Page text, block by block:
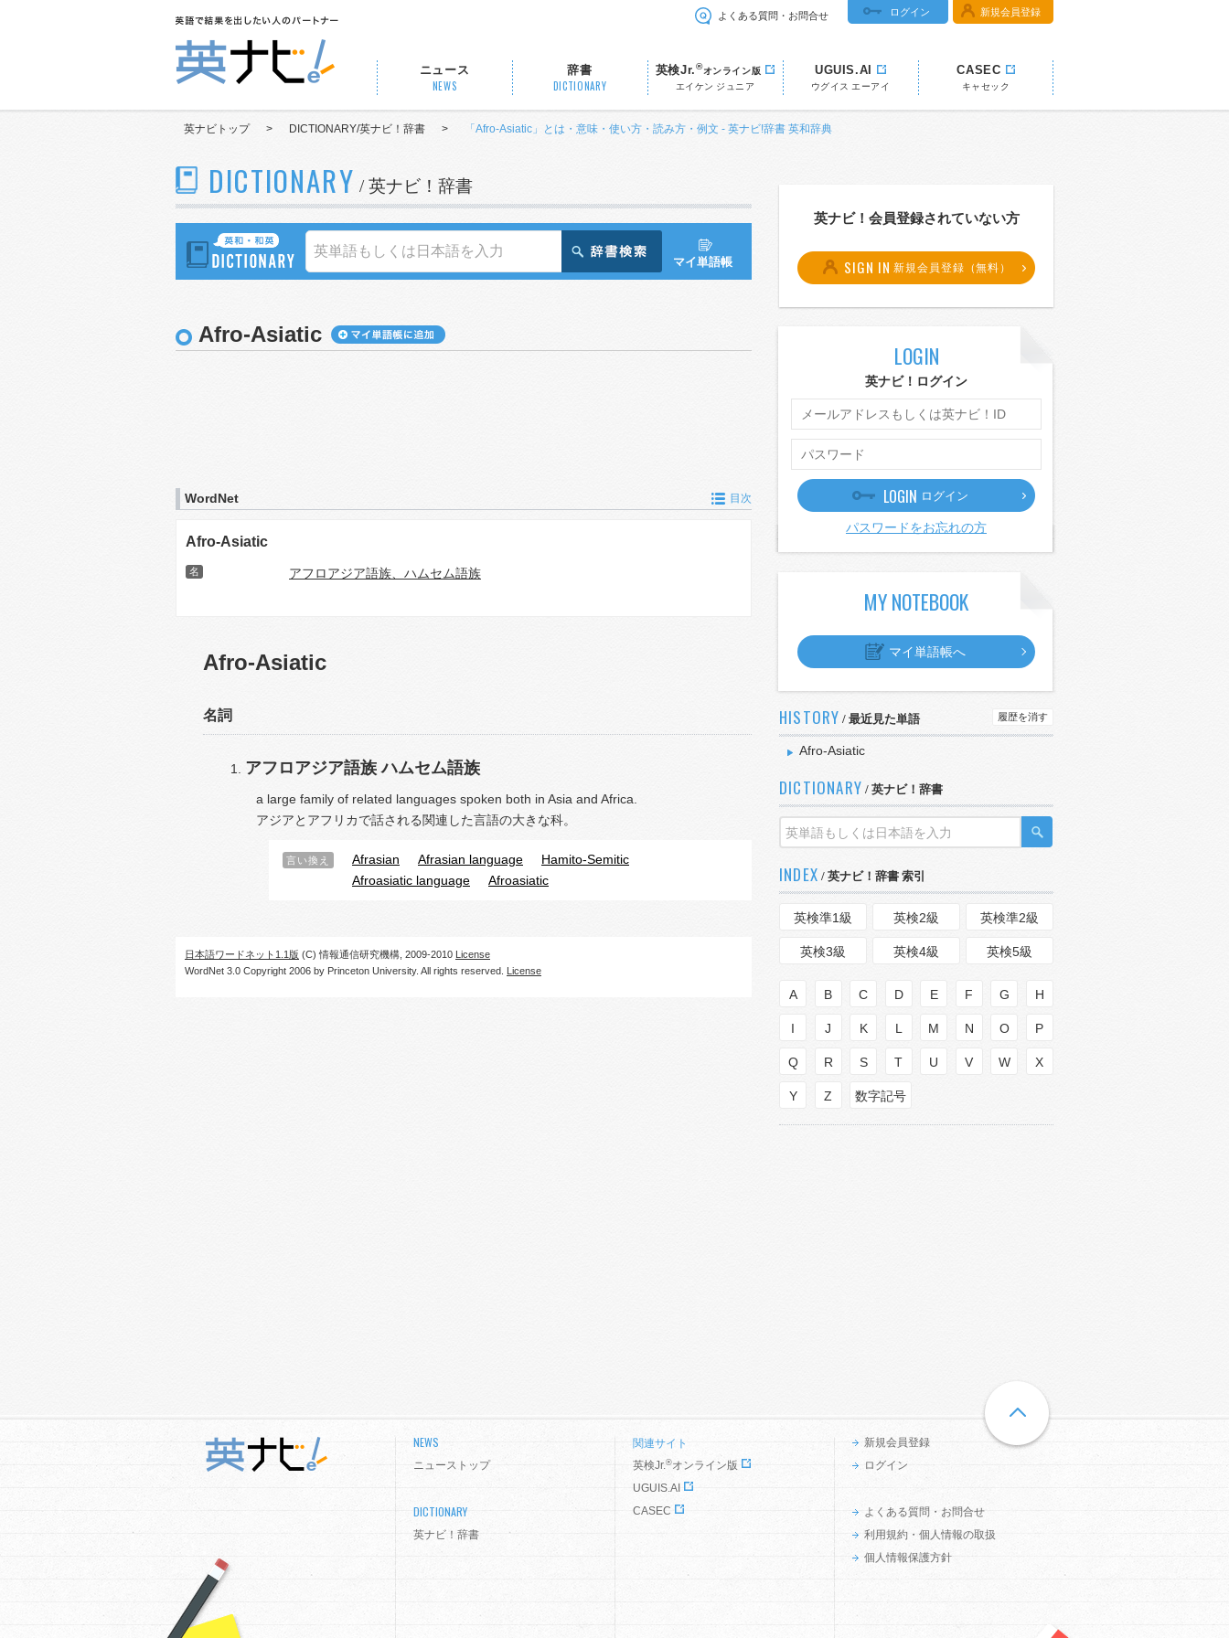
よくある質問・お問合せ ログイン 新規会員登録
ニュース
NEWS
辞書
DICTIONARY
英検Jr.®オンライン版
エイケン ジュニア
UGUIS.AI
ウグイス エーアイ
CASEC
キャセック
英ナビトップ > DICTIONARY/英ナビ！辞書 > 「Afro-Asiatic」とは・意味・使い方・読み方・例文 - 英ナビ!辞書 英和辞典
DICTIONARY / 英ナビ！辞書
マイ単語帳
Afro-Asiatic
WordNet 目次
Afro-Asiatic
名 アフロアジア語族、ハムセム語族
Afro-Asiatic
名詞
アフロアジア語族 ハムセム語族
a large family of related languages spoken both in Asia and Africa.
アジアとアフリカで話される関連した言語の大きな科。
言い換え Afrasian Afrasian language
Hamito-Semitic
Afroasiatic language
Afroasiatic
日本語ワードネット1.1版 (C) 情報通信研究機構, 2009-2010 License
WordNet 3.0 Copyright 2006 by Princeton University. All rights reserved. License
英ナビ！会員登録されていない方
SIGN IN 新規会員登録（無料）
LOGIN
英ナビ！ログイン
LOGIN ログイン
パスワードをお忘れの方
MY NOTEBOOK
マイ単語帳へ
HISTORY / 最近見た単語 履歴を消す
Afro-Asiatic
DICTIONARY / 英ナビ！辞書
INDEX / 英ナビ！辞書 索引
英検準1級 英検2級 英検準2級
英検3級 英検4級 英検5級
A B C D E F G H
I J K L M N O P
Q R S T U V W X
Y Z 数字記号
NEWS
ニューストップ
DICTIONARY
英ナビ！辞書
関連サイト
英検Jr.®オンライン版
UGUIS.AI
CASEC
新規会員登録
ログイン
よくある質問・お問合せ
利用規約・個人情報の取扱
個人情報保護方針